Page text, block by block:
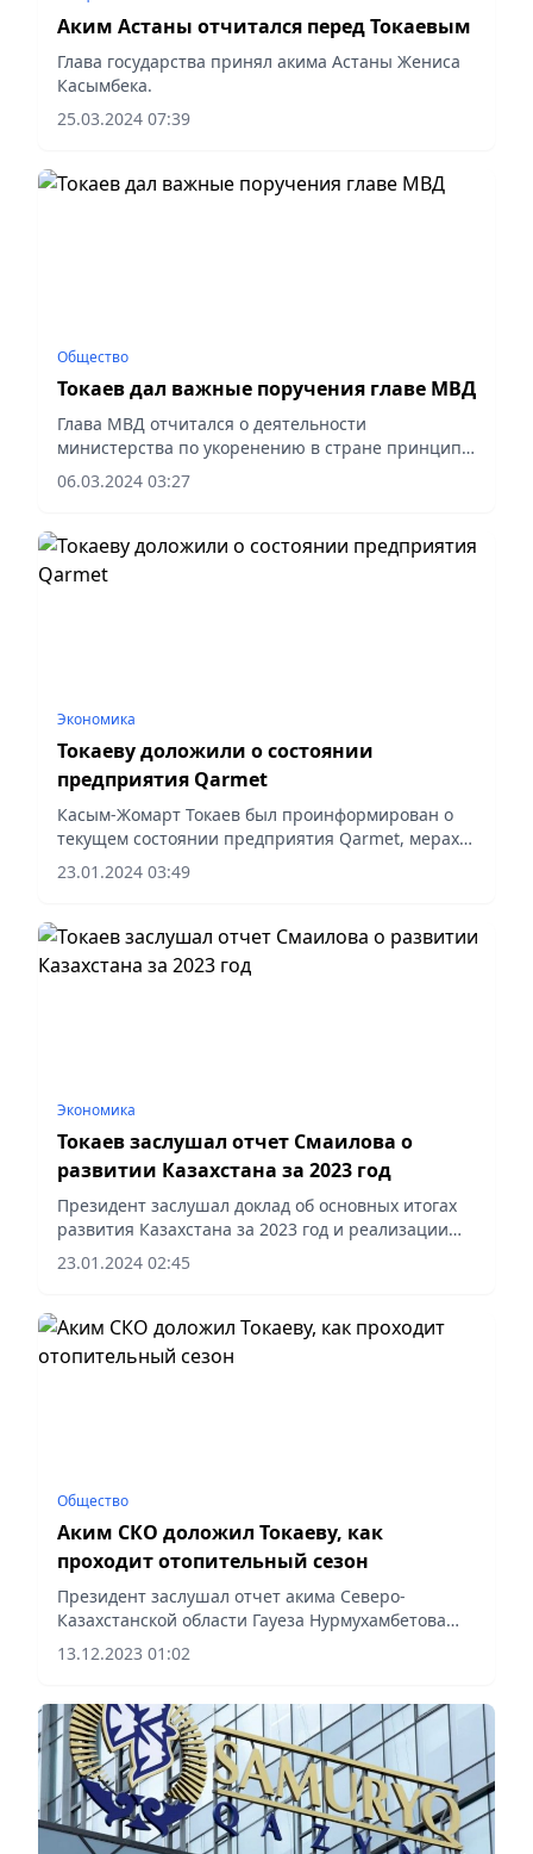
Аким Астаны отчитался перед Токаевым
Глава государства принял акима Астаны Жениса
Касымбека.
25.03.2024 07:39
Общество
Токаев дал важные поручения главе МВД
Глава МВД отчитался о деятельности
министерства по укоренению в стране принципа
«Закон и порядок» и обеспечению «нулевой
терпимости» к любым правонарушениям.
06.03.2024 03:27
Экономика
Токаеву доложили о состоянии
предприятия Qarmet
Касым-Жомарт Токаев был проинформирован о
текущем состоянии предприятия Qarmet, мерах
по стабилизации работы, планах по увеличению
объемов производства, а также повышению
23.01.2024 03:49
Экономика
Токаев заслушал отчет Смаилова о
развитии Казахстана за 2023 год
Президент заслушал доклад об основных итогах
развития Казахстана за 2023 год и реализации
реформ в социально-экономической сфере.
23.01.2024 02:45
Общество
Аким СКО доложил Токаеву, как
проходит отопительный сезон
Президент заслушал отчет акима Северо-
Казахстанской области Гауеза Нурмухамбетова
о социально-экономическом развитии региона.
13.12.2023 01:02